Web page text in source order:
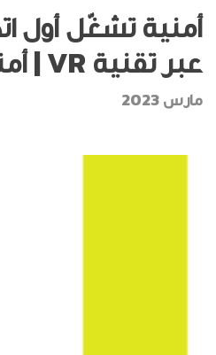
أمنية تشغّل أول
عبر تقنية VR | أمنية الاردن
مارس 2023